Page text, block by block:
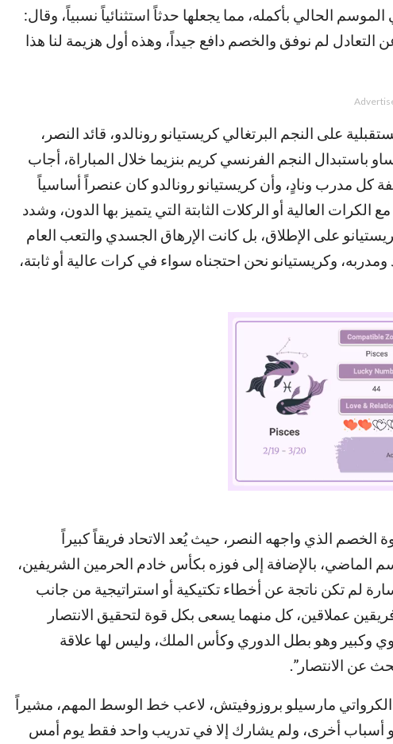
الحالي بأكمله، مما يجعلها حدثاً استثنائياً نسبياً، وقال:
التعادل لم نوفق والخصم دافع جيداً، وهذه أول هزيمة لنا هذا
على النجم البرتغالي كريستيانو رونالدو، قائد النصر،
باستبدال النجم الفرنسي كريم بنزيما خلال المباراة، أجاب
كل مدرب ونادٍ، وأن كريستيانو رونالدو كان عنصراً أساسياً
العالية أو الركلات الثابتة التي يتميز بها الدون، وشدد
على الإطلاق، بل كانت الإرهاق الجسدي والتعب العام
ومدربه، وكريستيانو نحن احتجناه سواء في كرات عالية أو ثابتة،
الذي واجهه النصر، حيث يُعد الاتحاد فريقاً كبيراً
بالإضافة إلى فوزه بكأس خادم الحرمين الشريفين،
لم تكن ناتجة عن أخطاء تكتيكية أو استراتيجية من جانب
عملاقين، كل منهما يسعى بكل قوة لتحقيق الانتصار
قوي وكبير وهو بطل الدوري وكأس الملك، وليس لها علاقة
عن الانتصار”.
مارسيلو بروزوفيتش، لاعب خط الوسط المهم، مشيراً
أسباب أخرى، ولم يشارك إلا في تدريب واحد فقط يوم أمس